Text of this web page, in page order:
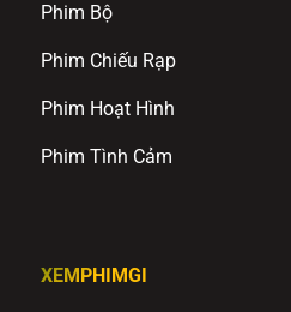
Phim Bộ
Phim Chiếu Rạp
Phim Hoạt Hình
Phim Tình Cảm
XEMPHIMGI